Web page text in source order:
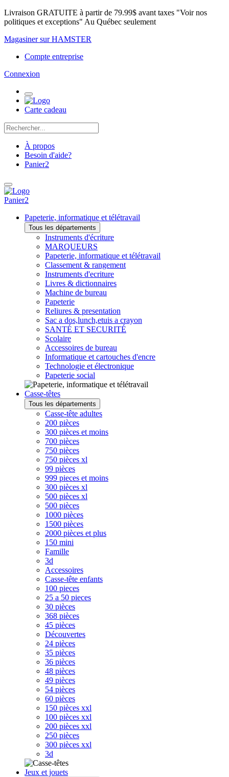
Livraison GRATUITE à partir de 79.99$ avant taxes "Voir nos
politiques et exceptions" Au Québec seulement
Magasiner sur HAMSTER
Compte entreprise
Connexion
Carte cadeau
À propos
Besoin d'aide?
Panier2
Panier2
Papeterie, informatique et télétravail
Tous les départements
Instruments d'écriture
MARQUEURS
Papeterie, informatique et télétravail
Classement & rangement
Instruments d'ecriture
Livres & dictionnaires
Machine de bureau
Papeterie
Reliures & presentation
Sac a dos,lunch,etuis a crayon
SANTÉ ET SECURITÉ
Scolaire
Accessoires de bureau
Informatique et cartouches d'encre
Technologie et électronique
Papeterie social
Casse-têtes
Tous les départements
Casse-tête adultes
200 pièces
300 pièces et moins
700 pièces
750 pièces
750 pièces xl
99 pièces
999 pieces et moins
300 pièces xl
500 pièces xl
500 pièces
1000 pièces
1500 pièces
2000 pièces et plus
150 mini
Famille
3d
Accessoires
Casse-tête enfants
100 pieces
25 a 50 pieces
30 pièces
368 pièces
45 pièces
Découvertes
24 pièces
35 pièces
36 pièces
48 pièces
49 pièces
54 pièces
60 pièces
150 pièces xxl
100 pièces xxl
200 pièces xxl
250 pièces
300 pièces xxl
3d
Jeux et jouets